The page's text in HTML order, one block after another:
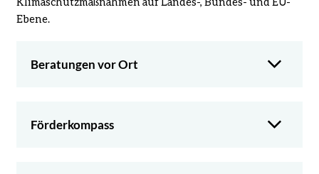
Ebene.
Beratungen vor Ort
Förderkompass